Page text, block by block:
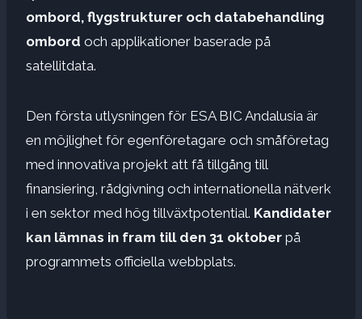
ombord, flygstrukturer och databehandling
ombord och applikationer baserade på
satellitdata.
Den första utlysningen för ESA BIC Andalusia är
en möjlighet för egenföretagare och småföretag
med innovativa projekt att få tillgång till
finansiering, rådgivning och internationella nätverk
i en sektor med hög tillväxtpotential. Kandidater
kan lämnas in fram till den 31 oktober på
programmets officiella webbplats.